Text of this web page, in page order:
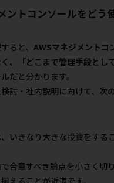
ントコンソールをどう
ると、 AWSマネジメントコ
、「どこまで管理手段とし
だと分かります。
討・社内説明に向けて、次
いきなり大きな投資をする
合意すべき論点を小さく切